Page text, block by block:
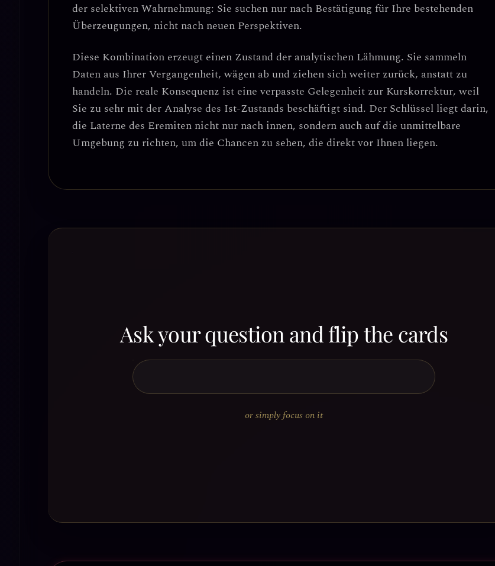
der selektiven Wahrnehmung: Sie suchen nur nach Bestätigung für Ihre bestehenden
Überzeugungen, nicht nach neuen Perspektiven.
Diese Kombination erzeugt einen Zustand der analytischen Lähmung. Sie sammeln
Daten aus Ihrer Vergangenheit, wägen ab und ziehen sich weiter zurück, anstatt zu
handeln. Die reale Konsequenz ist eineverpasste Gelegenheit zur Kurskorrektur, weil
Sie zu sehr mit der Analyse des Ist-Zustands beschäftigt sind. Der Schlüssel liegt darin,
die Laterne des Eremiten nicht nur nach innen, sondern auch auf die unmittelbare
Umgebung zu richten, um die Chancen zu sehen, die direkt vor Ihnen liegen.
Ask your question and flip the cards
or simply focus on it